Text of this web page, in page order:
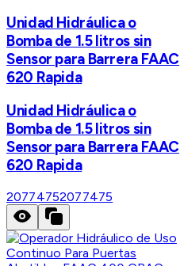
Unidad Hidráulica o
Bomba de 1.5 litros sin
Sensor para Barrera FAAC
620 Rapida
Unidad Hidráulica o
Bomba de 1.5 litros sin
Sensor para Barrera FAAC
620 Rapida
20774752077475